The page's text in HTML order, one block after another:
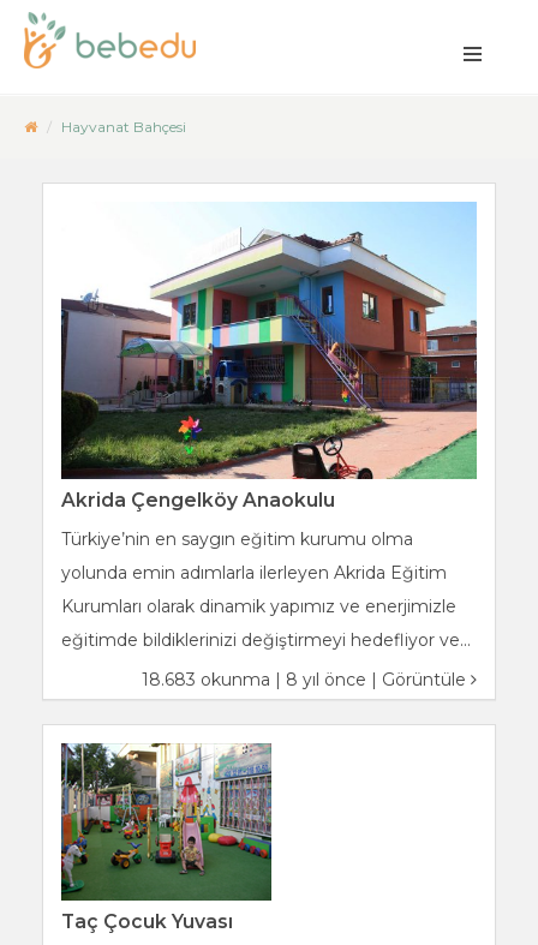
Hayvanat Bahçesi
Akrida Çengelköy Anaokulu
Türkiye’nin en saygın eğitim kurumu olma
yolunda emin adımlarla ilerleyen Akrida Eğitim
Kurumları olarak dinamik yapımız ve enerjimizle
eğitimde bildiklerinizi değiştirmeyi hedefliyor ve...
18.683 okunma | 8 yıl önce | Görüntüle
Taç Çocuk Yuvası